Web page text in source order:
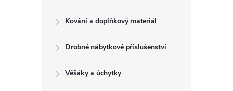
Kování a doplňkový materiál
Drobné nábytkové příslušenství
Věšáky a úchytky